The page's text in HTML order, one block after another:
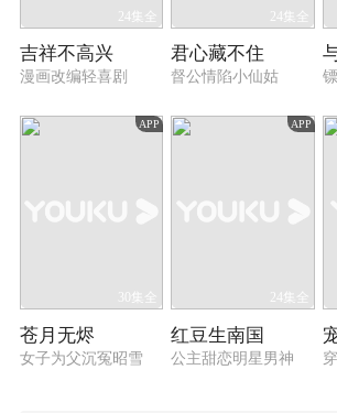
24集全
吉祥不高兴
漫画改编轻喜剧
24集全
君心藏不住
督公情陷小仙姑
APP
30集全
苍月无烬
女子为父沉冤昭雪
APP
24集全
红豆生南国
公主甜恋明星男神